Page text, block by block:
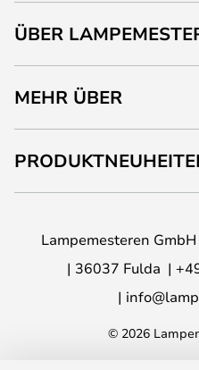
ÜBER
MEHR ÜBER
Lampemesteren GmbH
36037 Fulda
© 2026